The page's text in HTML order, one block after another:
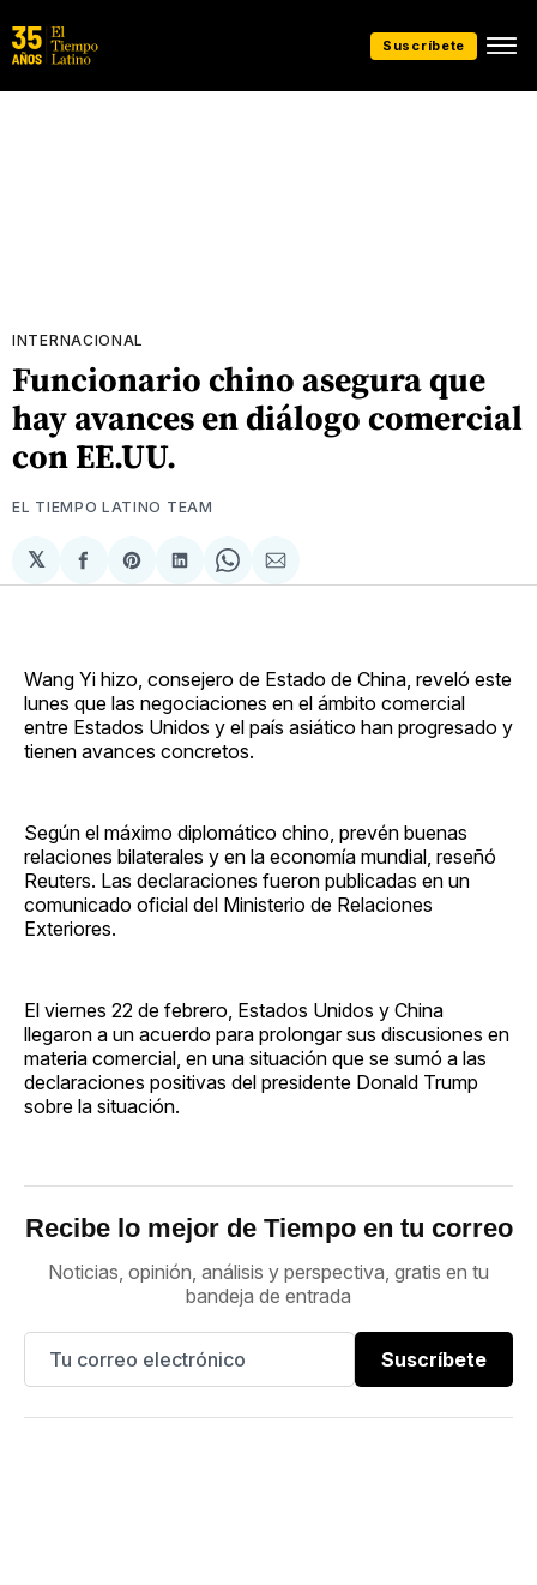
Suscríbete
INTERNACIONAL
Funcionario chino asegura que
hay avances en diálogo comercial
con EE.UU.
EL TIEMPO LATINO TEAM
𝕏
Compartir
en
Share
on
Compartir
en
Share
on
Compartir
via
Wang Yi hizo, consejero de Estado de China, reveló este
lunes que las negociaciones en el ámbito comercial
entre Estados Unidos y el país asiático han progresado y
tienen avances concretos.
Según el máximo diplomático chino, prevén buenas
relaciones bilaterales y en la economía mundial, reseñó
Reuters. Las declaraciones fueron publicadas en un
comunicado oficial del Ministerio de Relaciones
Exteriores.
El viernes 22 de febrero, Estados Unidos y China
llegaron a un acuerdo para prolongar sus discusiones en
materia comercial, en una situación que se sumó a las
declaraciones positivas del presidente Donald Trump
sobre la situación.
Recibe lo mejor de Tiempo en tu correo
Noticias, opinión, análisis y perspectiva, gratis en tu
bandeja de entrada
Suscríbete